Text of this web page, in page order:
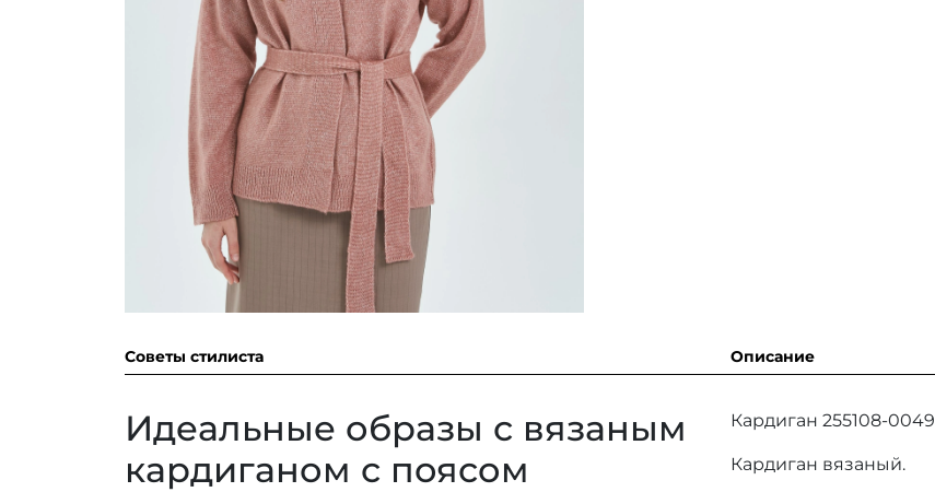
Советы стилиста
Идеальные образы с вязаным
кардиганом с поясом
Описание
Кардиган 255108-0049
Кардиган вязаный.